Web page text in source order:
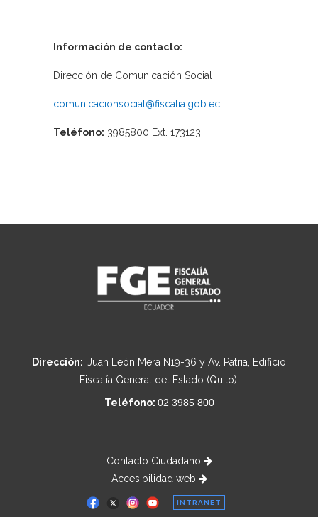
Información de contacto:
Dirección de Comunicación Social
comunicacionsocial@fiscalia.gob.ec
Teléfono: 3985800 Ext. 173123
Dirección: Juan León Mera N19-36 y Av. Patria, Edificio
Fiscalía General del Estado (Quito).
Teléfono: 02 3985 800
Contacto Ciudadano
Accesibilidad web
INTRANET